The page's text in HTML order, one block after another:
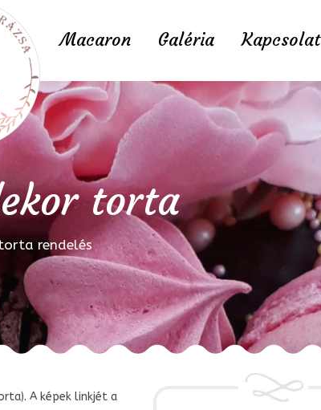
Macaron Galéria Kapcsolat
torta
rendelés
A képek linkjét a